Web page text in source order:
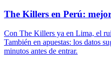
The Killers en Perú:
Con The Killers ya en Lima, el
También en apuestas: los datos
minutos antes de entrar.